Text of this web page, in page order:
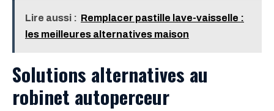
Lire aussi : Remplacer pastille lave-vaisselle :
les meilleures alternatives maison
Solutions alternatives au
robinet autoperceur